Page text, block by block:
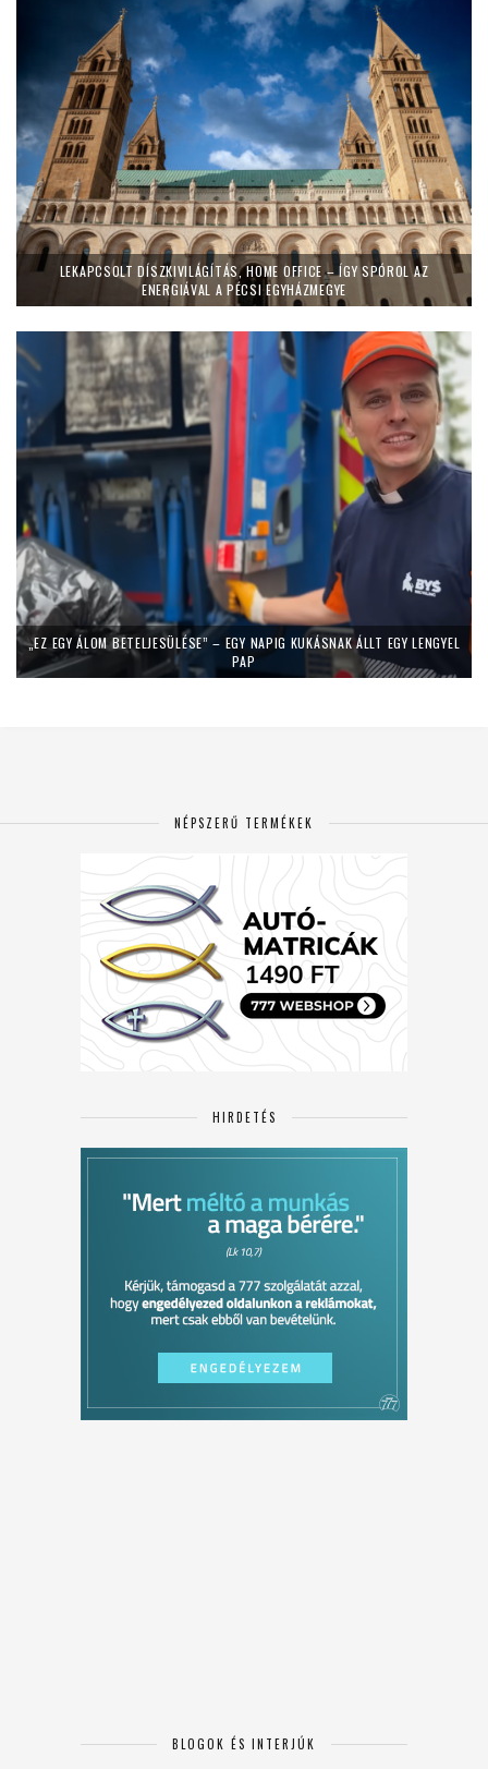
LEKAPCSOLT DÍSZKIVILÁGÍTÁS, HOME OFFICE – ÍGY SPÓROL AZ
ENERGIÁVAL A PÉCSI EGYHÁZMEGYE
„EZ EGY ÁLOM BETELJESÜLÉSE” – EGY NAPIG KUKÁSNAK ÁLLT EGY LENGYEL
PAP
NÉPSZERŰ TERMÉKEK
HIRDETÉS
BLOGOK ÉS INTERJÚK